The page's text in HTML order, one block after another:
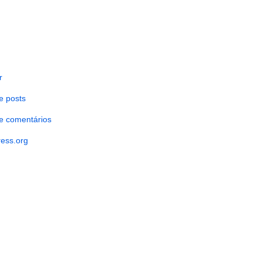
posts
comentários